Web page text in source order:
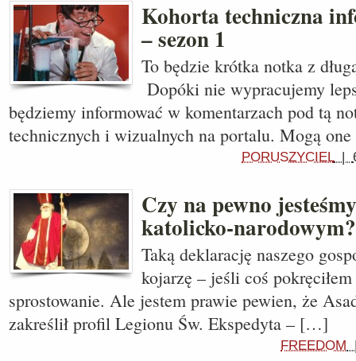
Kohorta techniczna
– sezon 1
To będzie krótka notka z
Dopóki nie wypracujemy
będziemy informować w komentarzach pod tą
technicznych i wizualnych na portalu. Mogą
PORUSZYCIEL|
Czy na pewno
katolicko-narodowym?
Taką deklarację naszego
kojarzę – jeśli coś
sprostowanie. Ale jestem prawie pewien, że
zakreślił profil Legionu Św. Ekspedyta – […]
FREEDOM